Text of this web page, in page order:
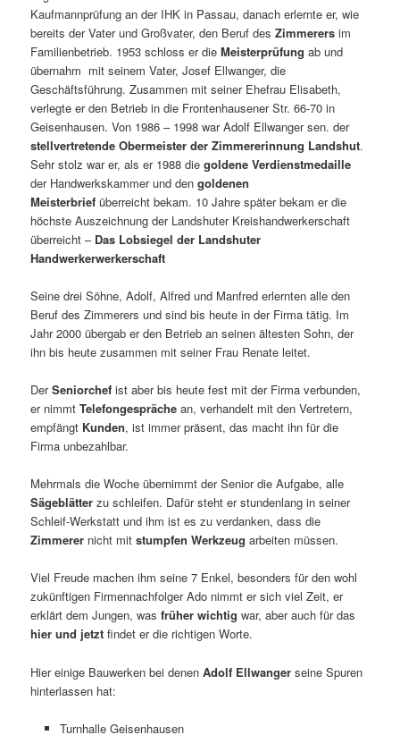
Kaufmannprüfung an der IHK in Passau, danach erlernte er, wie
bereits der Vater und Großvater, den Beruf desZimmerers im
Familienbetrieb. 1953 schloss er dieMeisterprüfung ab und
übernahm mit seinem Vater, Josef Ellwanger, die
Geschäftsführung. Zusammen mit seiner Ehefrau Elisabeth,
verlegte er den Betrieb in die Frontenhausener Str. 66-70 in
Geisenhausen. Von 1986 – 1998 war Adolf Ellwanger sen. der
stellvertretende Obermeister der Zimmererinnung Landshut.
Sehr stolz war er, als er 1988 die goldene Verdienstmedaille
der Handwerkskammer und dengoldenen
Meisterbriefüberreicht bekam. 10 Jahre später bekam er die
höchste Auszeichnung der Landshuter Kreishandwerkerschaft
überreicht – Das Lobsiegel der Landshuter
Handwerkerwerkerschaft
Seine drei Söhne, Adolf, Alfred und Manfred erlernten alle den
Beruf des Zimmerers und sind bis heute in der Firma tätig. Im
Jahr 2000 übergab er den Betrieb an seinen ältesten Sohn, der
ihn bis heute zusammen mit seiner Frau Renate leitet.
DerSeniorchef ist aber bis heute fest mit der Firma verbunden,
er nimmtTelefongespräche an, verhandelt mit den Vertretern,
empfängt Kunden, ist immer präsent, das macht ihn für die
Firma unbezahlbar.
Mehrmals die Woche übernimmt der Senior die Aufgabe, alle
Sägeblätter zu schleifen. Dafür steht er stundenlang in seiner
Schleif-Werkstatt und ihm ist es zu verdanken, dass die
Zimmerer nicht mitstumpfen Werkzeug arbeiten müssen.
Viel Freude machen ihm seine 7 Enkel, besonders für den wohl
zukünftigen Firmennachfolger Ado nimmt er sich viel Zeit, er
erklärt dem Jungen, wasfrüher wichtig war, aber auch für das
hier und jetzt findet er die richtigen Worte.
Hier einige Bauwerken bei denen Adolf Ellwanger seine Spuren
hinterlassen hat:
Turnhalle Geisenhausen